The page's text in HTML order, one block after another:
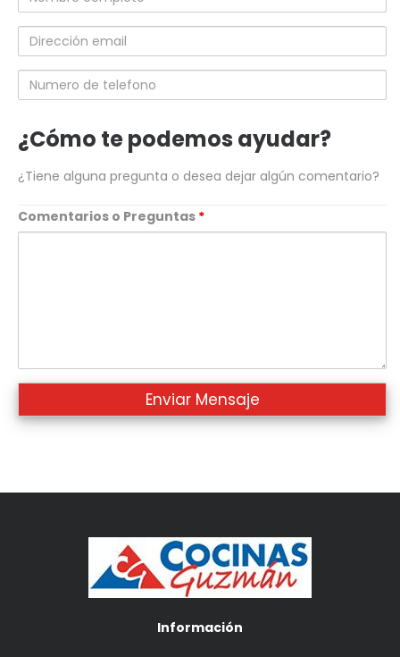
completo
Dirección
email
Numero
de
¿Cómo te podemos ayudar?
¿Tiene alguna pregunta o desea dejar algún comentario?
Comentarios o Preguntas *
Información